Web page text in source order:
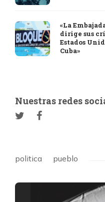
«La
dirige sus
Estados
Cuba»
Nuestras redes
politica pueblo